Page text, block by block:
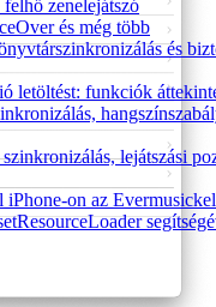
zenelejátszó
és még több
és
letöltést: funkciók
lejátszási
on az Evermusickel